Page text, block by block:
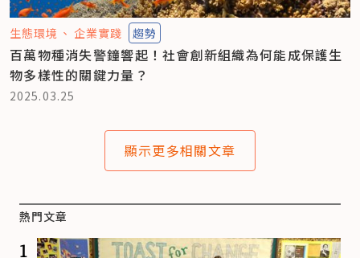
生態環境 企業實踐 趨勢
百萬物種消失警鐘響起！社會創新組織為何能成保護生
物多樣性的關鍵力量？
2025.03.25
顯示更多相關文章
熱門文章
1